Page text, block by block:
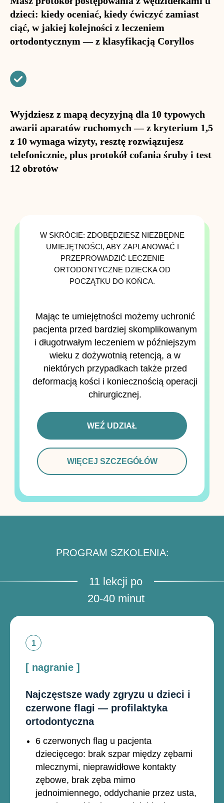
dzieci: kiedy oceniać, kiedy ćwiczyć zamiast
ciąć, w jakiej kolejności z leczeniem
ortodontycznym — z klasyfikacją Coryllos
Wyjdziesz z mapą decyzyjną dla 10 typowych
awarii aparatów ruchomych — z kryterium 1,5
z 10 wymaga wizyty, resztę rozwiązujesz
telefonicznie, plus protokół cofania śruby i test
12 obrotów
W SKRÓCIE: ZDOBĘDZIESZ NIEZBĘDNE
UMIEJĘTNOŚCI, ABY ZAPLANOWAĆ I
PRZEPROWADZIĆ LECZENIE
ORTODONTYCZNE DZIECKA OD
POCZĄTKU DO KOŃCA.
Mając te umiejętności możemy uchronić
pacjenta przed bardziej skomplikowanym
i długotrwałym leczeniem w późniejszym
wieku z dożywotnią retencją, a w
niektórych przypadkach także przed
deformacją kości i koniecznością operacji
chirurgicznej.
WEŹ UDZIAŁ
WIĘCEJ SZCZEGÓŁÓW
PROGRAM SZKOLENIA:
11 lekcji po
20-40 minut
[ nagranie ]
Najczęstsze wady zgryzu u dzieci i
czerwone flagi — profilaktyka
ortodontyczna
6 czerwonych flag u pacjenta
dziecięcego: brak szpar między zębami
mlecznymi, nieprawidłowe kontakty
zębowe, brak zęba mimo
jednoimiennego, oddychanie przez usta,